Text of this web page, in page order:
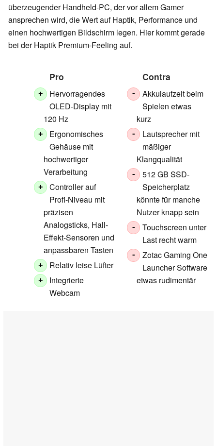
überzeugender Handheld-PC, der vor allem Gamer
ansprechen wird, die Wert auf Haptik, Performance und
einen hochwertigen Bildschirm legen. Hier kommt gerade
bei der Haptik Premium-Feeling auf.
Pro
+
Hervorragendes
OLED-Display mit
120 Hz
+
Ergonomisches
Gehäuse mit
hochwertiger
Verarbeitung
+
Controller auf
Profi-Niveau mit
präzisen
Analogsticks, Hall-
Effekt-Sensoren und
anpassbaren Tasten
+ Relativ leise Lüfter
+
Integrierte
Webcam
Contra
-
Akkulaufzeit beim
Spielen etwas
kurz
-
Lautsprecher mit
mäßiger
Klangqualität
-
512 GB SSD-
Speicherplatz
könnte für manche
Nutzer knapp sein
-
Touchscreen unter
Last recht warm
-
Zotac Gaming One
Launcher Software
etwas rudimentär